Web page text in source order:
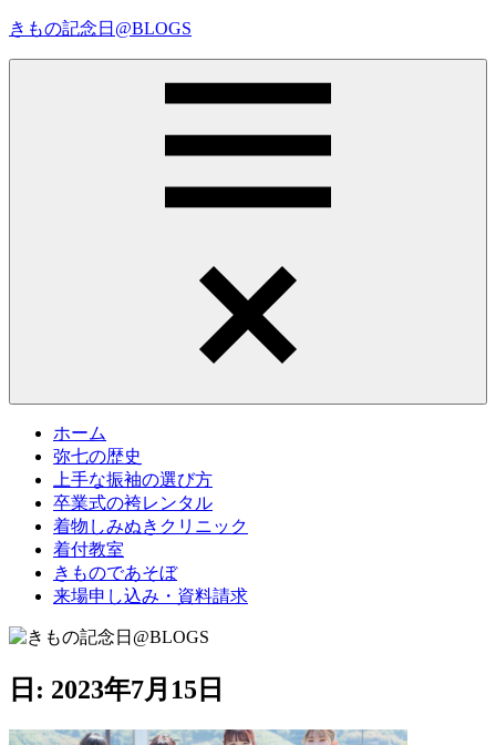
コ
きもの記念日@BLOGS
す。
ホーム
弥七の歴史
上手な振袖の選び方
卒業式の袴レンタル
着物しみぬきクリニック
着付教室
きものであそぼ
来場申し込み・資料請求
日: 2023年7月15日